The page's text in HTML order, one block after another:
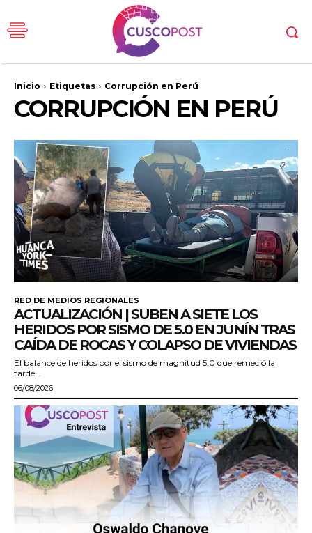
Inicio Etiquetas Corrupción en Perú
CORRUPCIÓN EN PERÚ
RED DE MEDIOS REGIONALES
ACTUALIZACIÓN | SUBEN A SIETE LOS
HERIDOS POR SISMO DE 5.0 EN JUNÍN TRAS
CAÍDA DE ROCAS Y COLAPSO DE VIVIENDAS
El balance de heridos por el sismo de magnitud 5.0 que remeció la
tarde...
06/08/2026